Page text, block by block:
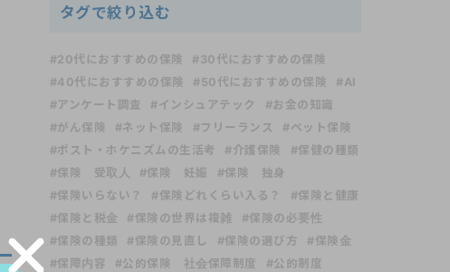
タグで絞り込む
#20代におすすめの保険
#30代におすすめの保険
#40代におすすめの保険
#50代におすすめの保険
#AI
#アンケート調査
#インシュアテック
#お金の知識
#がん保険
#ネット保険 #フリーランス
#ペット保険
#ポスト・ホケニズムの生活考
#介護保険
#保健の種類
#保険 受取人
#保険 妊娠
#保険 独身
#保険いらない？
#保険どれくらい入る？
#保険と健康
#保険と税金
#保険の世界は複雑
#保険の必要性
#保険の種類
#保険の見直し #保険の選び方
#保険金
#保障内容
#公的保険 社会保障制度
#公的制度